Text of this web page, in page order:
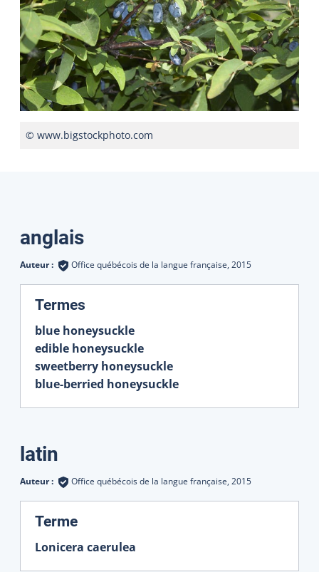
© www.bigstockphoto.com
Traductions
anglais
Auteur : Office québécois de la langue française, 2015
Termes
blue honeysuckle
edible honeysuckle
sweetberry honeysuckle
blue-berried honeysuckle
latin
Auteur : Office québécois de la langue française, 2015
Terme:
Lonicera caerulea